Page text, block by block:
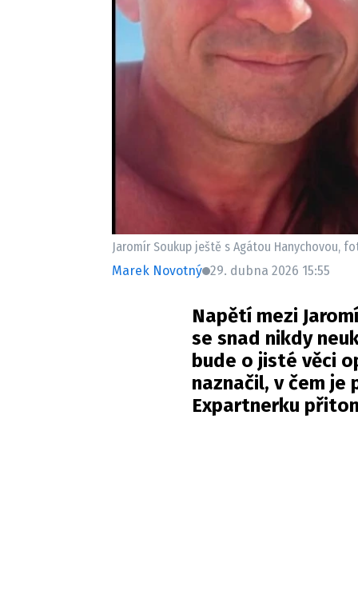
Jaromír Soukup ještě s Agátou Hanychovou,
Marek Novotný 29. dubna 2026 15:55
Napětí mezi
se snad nikdy
bude o jisté věci
naznačil, v čem je
Expartnerku